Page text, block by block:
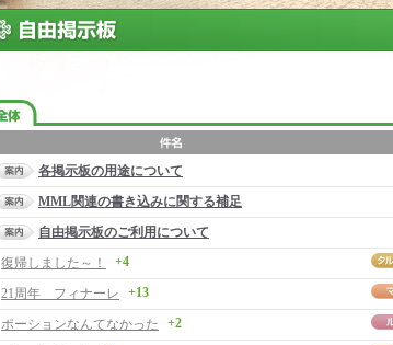
各掲示板の用途について
MML関連の書き込みに関する補足
自由掲示板のご利用について
復帰しました～！
+4
21周年 フィナーレ
+13
ポーションなんてなかった
+2